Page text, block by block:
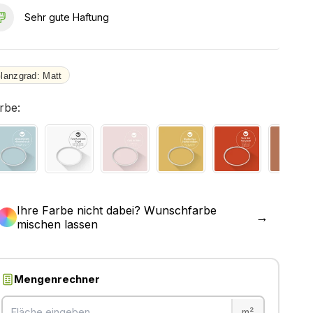
Sehr gute Haftung
Matt
Ihre Farbe nicht dabei? Wunschfarbe
mischen lassen
→
Mengenrechner